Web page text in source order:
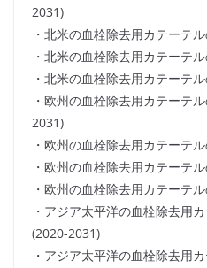
2031)
・北米の血栓除去用カテーテ
・北米の血栓除去用カテーテ
・北米の血栓除去用カテーテ
・欧州の血栓除去用カテーテ
2031)
・欧州の血栓除去用カテーテ
・欧州の血栓除去用カテーテ
・欧州の血栓除去用カテーテ
・アジア太平洋の血栓除去用
(2020-2031)
・アジア太平洋の血栓除去用